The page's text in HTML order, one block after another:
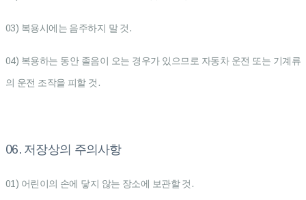
03) 복용시에는 음주하지 말 것.
04) 복용하는 동안 졸음이 오는 경우가 있으므로 자동차 운전 또는 기계류
의 운전 조작을 피할 것.
06. 저장상의 주의사항
01) 어린이의 손에 닿지 않는 장소에 보관할 것.